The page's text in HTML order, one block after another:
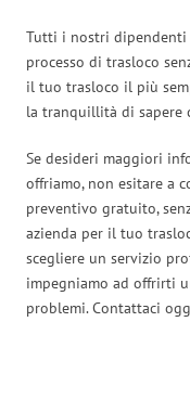
Tutti i nostri dipendenti
processo di trasloco
il tuo trasloco il più
la tranquillità di sapere
Se desideri maggiori
offriamo, non esitare a
preventivo gratuito,
azienda per il tuo
scegliere un servizio
impegniamo ad offrirti
problemi. Contattaci